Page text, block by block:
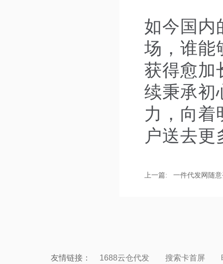
如今国内
场，谁能
获得愈加
续秉承初
力，向着
户送去
上一篇:
友情链接： 1688云仓代发 搜索卡首屏